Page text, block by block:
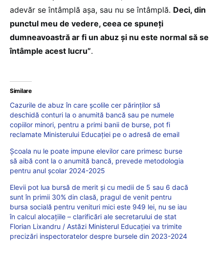
adevăr se întâmplă așa, sau nu se întâmplă. Deci, din
punctul meu de vedere, ceea ce spuneți
dumneavoastră ar fi un abuz și nu este normal să se
întâmple acest lucru”.
Similare
Cazurile de abuz în care școlile cer părinților să
deschidă conturi la o anumită bancă sau pe numele
copiilor minori, pentru a primi banii de burse, pot fi
reclamate Ministerului Educației pe o adresă de email
Școala nu le poate impune elevilor care primesc burse
să aibă cont la o anumită bancă, prevede metodologia
pentru anul școlar 2024-2025
Elevii pot lua bursă de merit și cu medii de 5 sau 6 dacă
sunt în primii 30% din clasă, pragul de venit pentru
bursa socială pentru venituri mici este 949 lei, nu se iau
în calcul alocațiile – clarificări ale secretarului de stat
Florian Lixandru / Astăzi Ministerul Educației va trimite
precizări inspectoratelor despre bursele din 2023-2024